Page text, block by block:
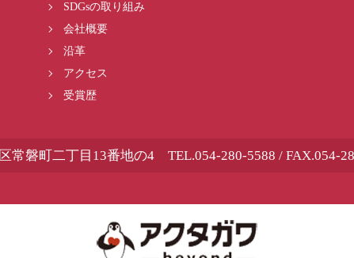
SDGsの取り組み
会社概要
沿革
アクセス
受賞歴
常磐町二丁目13番地の4 TEL.054-280-5588 / FAX.054-